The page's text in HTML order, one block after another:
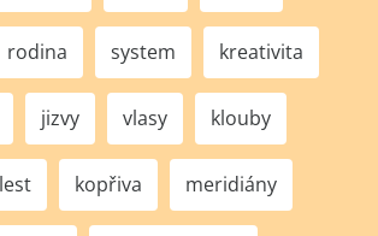
rodina system kreativita
jizvy vlasy klouby
kopřiva meridiány